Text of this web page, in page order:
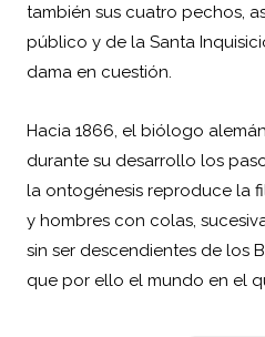
también sus cuatro pechos,
público y de la Santa
dama en cuestión.
Hacia 1866, el biólogo
durante su desarrollo los
la ontogénesis reproduce la
y hombres con colas,
sin ser descendientes de los
que por ello el mundo en el